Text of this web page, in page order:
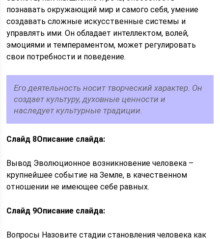
познавать окружающий мир и самого себя, умение
создавать сложные искусственные системы и
управлять ими. Он обладает интеллектом, волей,
эмоциями и темпераментом, может регулировать
свои потребности и поведение.
Его деятельность носит творческий характер. Он
создает культуру, духовные ценности и
наследует культурные традиции.
Слайд 8Описание слайда:
Вывод Эволюционное возникновение человека –
крупнейшее событие на Земле, в качественном
отношении не имеющее себе равных.
Слайд 9Описание слайда:
Вопросы Назовите стадии становления человека как